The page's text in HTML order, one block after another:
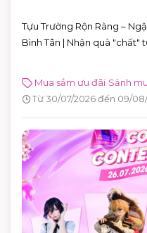
Tựu Trường Rộn Ràng –
Bình Tân | Nhận quà "chất"
Mua sắm ưu đãi Sảnh
Từ 30/07/2026 đến 09/